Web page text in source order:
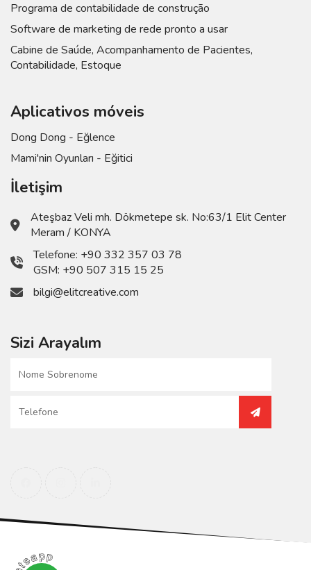
Programa de contabilidade de construção
Software de marketing de rede pronto a usar
Cabine de Saúde, Acompanhamento de Pacientes,
Contabilidade, Estoque
Aplicativos móveis
Dong Dong - Eğlence
Mami'nin Oyunları - Eğitici
İletişim
Ateşbaz Veli mh. Dökmetepe sk. No:63/1 Elit Center
Meram / KONYA
Telefone: +90 332 357 03 78
GSM: +90 507 315 15 25
bilgi@elitcreative.com
Sizi Arayalım